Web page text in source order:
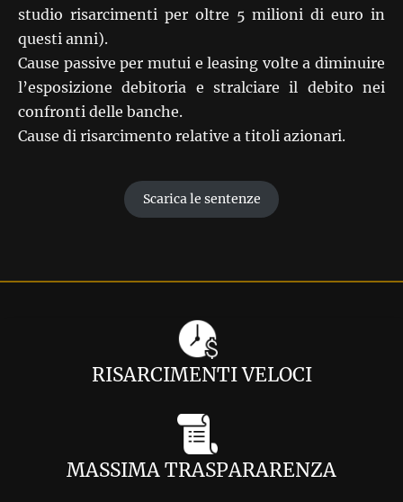
studio risarcimenti per oltre 5 milioni di euro in
questi anni).
Cause passive per mutui e leasing volte a diminuire
l’esposizione debitoria e stralciare il debito nei
confronti delle banche.
Cause di risarcimento relative a titoli azionari.
Scarica le sentenze
RISARCIMENTI VELOCI
MASSIMA TRASPARARENZA